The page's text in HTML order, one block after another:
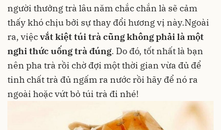
người thưởng trà lâu năm chắc chắn là sẽ cảm
thấy khó chịu bởi sự thay đổi hương vị này.Ngoài
ra, việcvắt kiệt túi trà cũng không phải là một
nghi thức uống trà đúng. Do đó, tốt nhất là bạn
nên pha trà rồi chờ đợi một thời gian vừa đủ để
tinh chất trà đủ ngấm ra nước rồi hãy để nó ra
ngoài hoặc vứt bỏ túi trà đi nhé!